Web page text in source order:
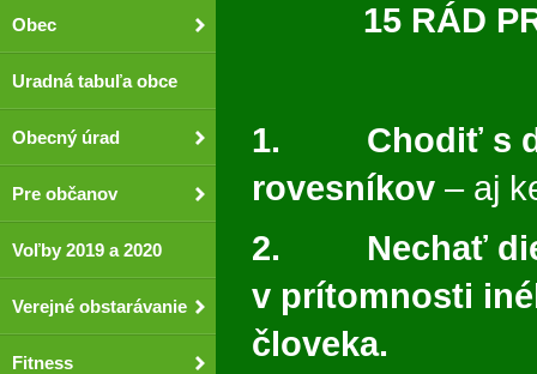
Obec
Uradná tabuľa obce
Obecný úrad
Pre občanov
Voľby 2019 a 2020
Verejné obstarávanie
Fitness
15 RÁD
1. Chodiť s
rovesníkov – aj
2. Nechať
v prítomnosti
človeka.